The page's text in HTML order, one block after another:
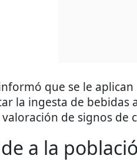
que se le
la ingesta de bebidas
de signos de
a la